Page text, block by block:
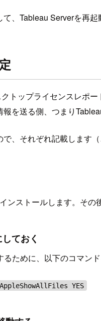
、Tableau Serverを再起
トップライセンスレポ
を送る側、つまり
、それぞれ記載します
ンストールします。そ
ておく
ために、以下のコマン
YES